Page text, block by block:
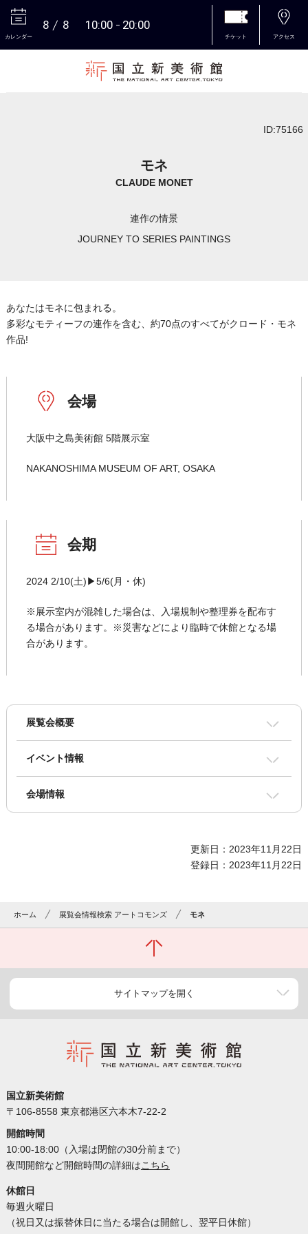
カレンダー
8 8 10:00 20:00
チケット アクセス
ID:75166
モネ
CLAUDE MONET
連作の情景
JOURNEY TO SERIES PAINTINGS
あなたはモネに包まれる。
多彩なモティーフの連作を含む、約70点のすべてがクロード・モネ
作品!
会場
大阪中之島美術館 5階展示室
NAKANOSHIMA MUSEUM OF ART, OSAKA
会期
2024 2/10(土)▶5/6(月・休)
※展示室内が混雑した場合は、入場規制や整理券を配布す
る場合があります。※災害などにより臨時で休館となる場
合があります。
展覧会概要
イベント情報
会場情報
更新日：2023年11月22日
登録日：2023年11月22日
ホーム 展覧会情報検索 アートコモンズ モネ
サイトマップを開く
国立新美術館
〒106-8558 東京都港区六本木7-22-2
開館時間
10:00-18:00（入場は閉館の30分前まで）
夜間開館など開館時間の詳細はこちら
休館日
毎週火曜日
（祝日又は振替休日に当たる場合は開館し、翌平日休館）